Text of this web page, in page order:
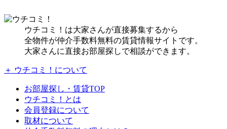
ウチコミ！は大家さんが直接募集するから
全物件が仲介手数料無料の賃貸情報サイトです。
大家さんに直接お部屋探しで相談ができます。
＋ ウチコミ！について
お部屋探し・賃貸TOP
ウチコミ！とは
会員登録について
取材について